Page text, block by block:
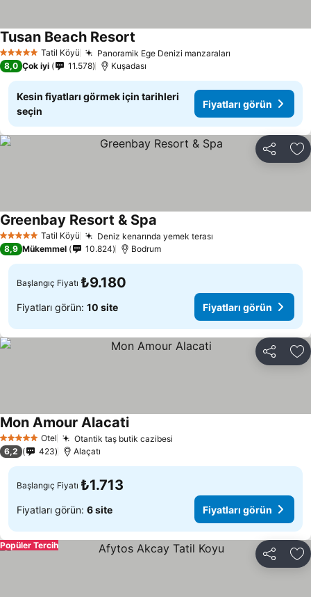
5 Yıldız Tatil Köyü Panoramik Ege Denizi manzaraları
Tusan Beach Resort
8,0 Çok iyi 11.578 Kuşadası
Kesin fiyatları görmek için tarihleri
seçin
Fiyatları görün
Paylaş
5 Yıldız Tatil Köyü Deniz kenarında yemek terası
Greenbay Resort & Spa
8,9 Mükemmel 10.824 Bodrum
Başlangıç Fiyatı ₺9.180
Fiyatları görün: 10 site Fiyatları görün
Paylaş
5 Yıldız Otel Otantik taş butik cazibesi
Mon Amour Alacati
6,2 423 Alaçatı
Başlangıç Fiyatı ₺1.713
Fiyatları görün: 6 site Fiyatları görün
Paylaş
Popüler Tercih